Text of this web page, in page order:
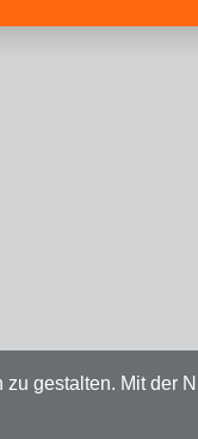
gestalten. Mit der